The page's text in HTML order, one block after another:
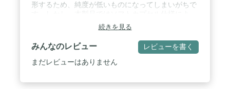
形するため、純度が低いものになってしまいがちで
り、高品質なオイルのままの原料を配合。ノコギリ
ヤシの純度が高く、質の良い成分を提供することに
成功しました。 / 【効果的な成分へのこだわり】：
ノコギリヤシを主成分とし、その他の成分も髪の生
成に必要なものや、その生成をサポートするものに
続きを見る
みんなのレビュー レビューを書く
まだレビューはありません